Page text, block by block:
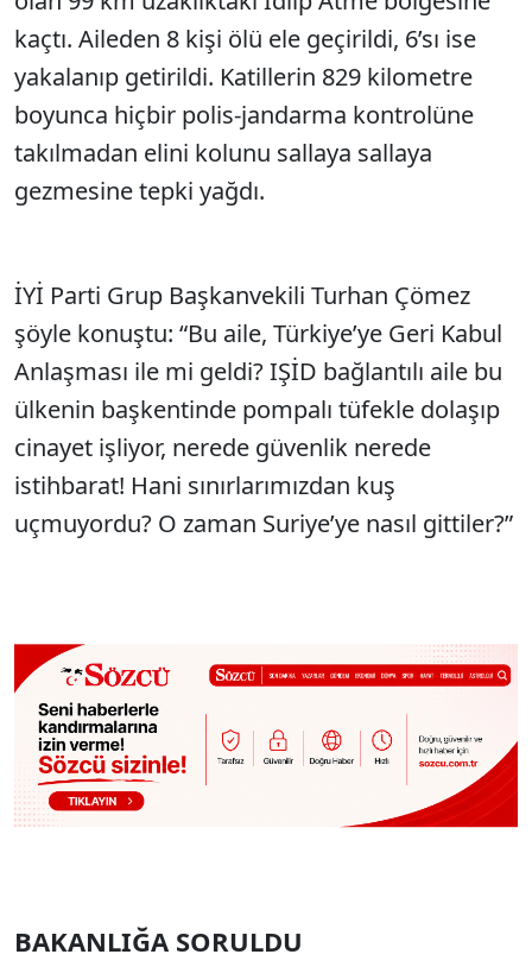
kaçtı. Aileden 8 kişi ölü ele geçirildi, 6’sı ise
yakalanıp getirildi. Katillerin 829 kilometre
boyunca hiçbir polis-jandarma kontrolüne
takılmadan elini kolunu sallaya sallaya
gezmesine tepki yağdı.
İYİ Parti Grup Başkanvekili Turhan Çömez
şöyle konuştu: “Bu aile, Türkiye’ye Geri Kabul
Anlaşması ile mi geldi? IŞİD bağlantılı aile bu
ülkenin başkentinde pompalı tüfekle dolaşıp
cinayet işliyor, nerede güvenlik nerede
istihbarat! Hani sınırlarımızdan kuş
uçmuyordu? O zaman Suriye’ye nasıl gittiler?”
BAKANLIĞA SORULDU